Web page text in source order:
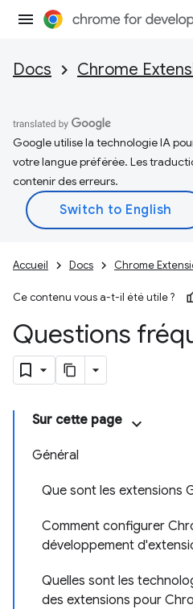
Docs Chrome
Google utilise la technologie IA
votre langue préférée. Les
contenir des erreurs.
Accueil Docs Chrome
Ce contenu vous a-t-il été utile ?
Questions
Sur cette page
Général
Que sont les extensions
Comment configurer
développement
Quelles sont les
des extensions pour